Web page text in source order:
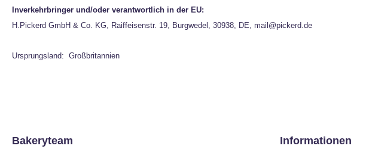
Inverkehrbringer und/oder verantwortlich in der EU:
H.Pickerd GmbH & Co. KG, Raiffeisenstr. 19, Burgwedel, 30938, DE, mail@pickerd.de
Ursprungsland: Großbritannien
Bakeryteam Informationen